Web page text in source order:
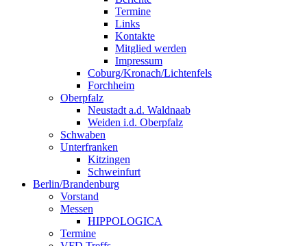
Termine
Links
Kontakte
Mitglied werden
Impressum
Coburg/Kronach/Lichtenfels
Forchheim
Oberpfalz
Neustadt a.d. Waldnaab
Weiden i.d. Oberpfalz
Schwaben
Unterfranken
Kitzingen
Schweinfurt
Berlin/Brandenburg
Vorstand
Messen
HIPPOLOGICA
Termine